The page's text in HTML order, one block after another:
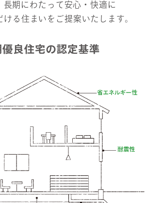
長期にわたって安心・快適に
ける住まいをご提案いたします。